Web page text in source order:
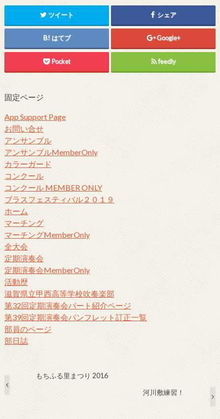
ツイート シェア
はてブ Google+
Pocket feedly
固定ページ
App Support Page
お問い合せ
アンサンブル
アンサンブルMemberOnly
カラーガード
コンクール
コンクール MEMBER ONLY
ブラスフェスティバル２０１９
ホーム
マーチング
マーチングMemberOnly
全大会
定期演奏会
定期演奏会MemberOnly
活動歴
滋賀県立甲西高等学校吹奏楽部
第32回定期演奏会パート紹介ページ
第39回定期演奏会パンフレット訂正一覧
部員のページ
部日誌
もちふる里まつり 2016
河川敷練習！